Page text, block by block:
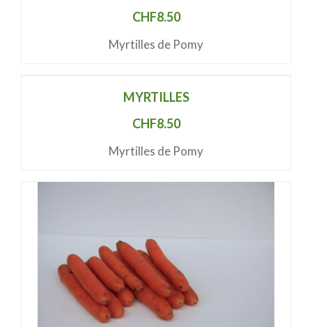
CHF8.50
Myrtilles de Pomy
MYRTILLES
CHF8.50
Myrtilles de Pomy